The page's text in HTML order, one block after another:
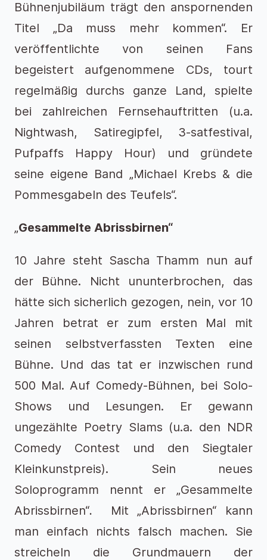
Bühnenjubiläum trägt den anspornenden
Titel „Da muss mehr kommen“. Er
veröffentlichte von seinen Fans
begeistert aufgenommene CDs, tourt
regelmäßig durchs ganze Land, spielte
bei zahlreichen Fernsehauftritten (u.a.
Nightwash, Satiregipfel, 3-satfestival,
Pufpaffs Happy Hour) und gründete
seine eigene Band „Michael Krebs & die
Pommesgabeln des Teufels“.
„Gesammelte Abrissbirnen“
10 Jahre steht Sascha Thamm nun auf
der Bühne. Nicht ununterbrochen, das
hätte sich sicherlich gezogen, nein, vor 10
Jahren betrat er zum ersten Mal mit
seinen selbstverfassten Texten eine
Bühne. Und das tat er inzwischen rund
500 Mal. Auf Comedy-Bühnen, bei Solo-
Shows und Lesungen. Er gewann
ungezählte Poetry Slams (u.a. den NDR
Comedy Contest und den Siegtaler
Kleinkunstpreis). Sein neues
Soloprogramm nennt er „Gesammelte
Abrissbirnen“. Mit „Abrissbirnen“ kann
man einfach nichts falsch machen. Sie
streicheln die Grundmauern der